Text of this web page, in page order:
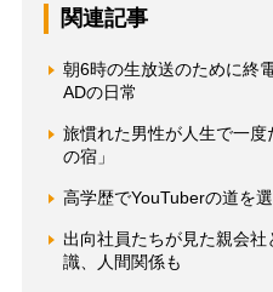
関連記事
朝6時の生放送のために終
ADの日常
旅慣れた男性が人生で一
の宿」
高学歴でYouTuberの道を
出向社員たちが見た親会
識、人間関係も